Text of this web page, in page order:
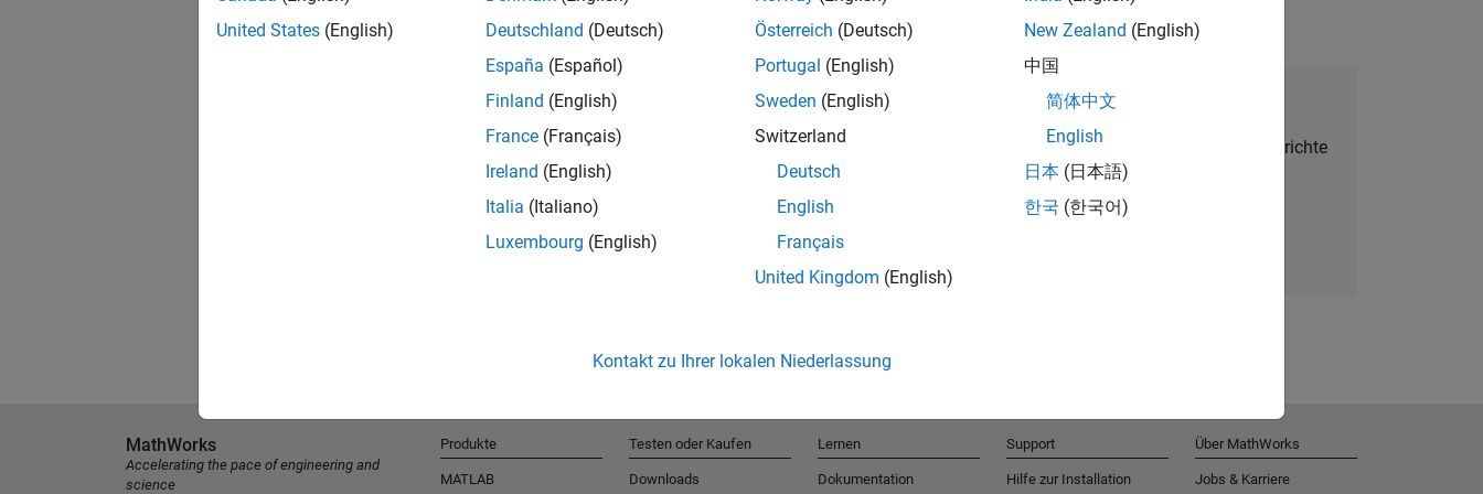
Talent Network beitreten
Erhalten Sie personalisierte Stellenangebote, Berichte
und Unternehmensneuigkeiten.
United States (English)
Deutschland (Deutsch)
España (Español)
Finland (English)
France (Français)
Ireland (English)
Italia (Italiano)
Luxembourg (English)
Österreich (Deutsch)
Portugal (English)
Sweden (English)
Switzerland
Deutsch
English
Français
United Kingdom (English)
New Zealand (English)
中国
简体中文
English
日本 (日本語)
한국 (한국어)
Kontakt zu Ihrer lokalen Niederlassung
MathWorks
Accelerating the pace of engineering and
science
Produkte
MATLAB
Testen oder Kaufen
Downloads
Lernen
Dokumentation
Support
Hilfe zur Installation
Über MathWorks
Jobs & Karriere